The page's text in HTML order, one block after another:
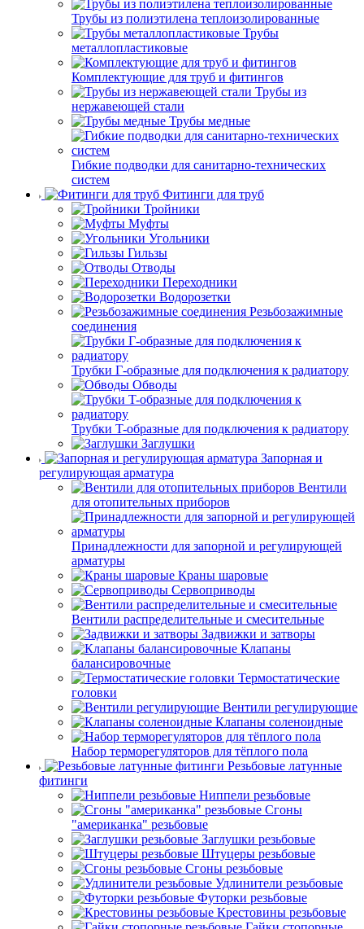
Трубы из полиэтилена теплоизолированные
Трубы
металлопластиковые
Комплектующие для труб и фитингов
Трубы из
нержавеющей стали
Трубы медные
Гибкие подводки для санитарно-технических
систем
Фитинги для труб
Тройники
Муфты
Угольники
Гильзы
Отводы
Переходники
Водорозетки
Резьбозажимные
соединения
Трубки Г-образные для подключения к радиатору
Обводы
Трубки T-образные для подключения к радиатору
Заглушки
Запорная и
регулирующая арматура
Вентили
для отопительных приборов
Принадлежности для запорной и регулирующей
арматуры
Краны шаровые
Сервоприводы
Вентили распределительные и смесительные
Задвижки и затворы
Клапаны
балансировочные
Термостатические
головки
Вентили регулирующие
Клапаны соленоидные
Набор терморегуляторов для тёплого пола
Резьбовые латунные
фитинги
Ниппели резьбовые
Сгоны
"американка" резьбовые
Заглушки резьбовые
Штуцеры резьбовые
Сгоны резьбовые
Удлинители резьбовые
Футорки резьбовые
Крестовины резьбовые